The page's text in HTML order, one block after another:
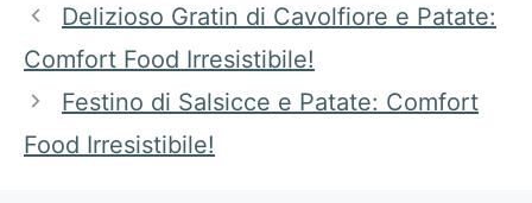
Delizioso Gratin di Cavolfiore e Patate:
Comfort Food Irresistibile!
Festino di Salsicce e Patate: Comfort
Food Irresistibile!